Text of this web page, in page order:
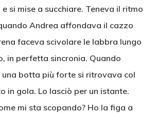
si mise a succhiare. Teneva il ritmo
Andrea affondava il cazzo
faceva scivolare le labbra lungo
in perfetta sincronia. Quando
botta più forte si ritrovava col
in gola. Lo lasciò per un istante.
mi sta scopando? Ho la figa a